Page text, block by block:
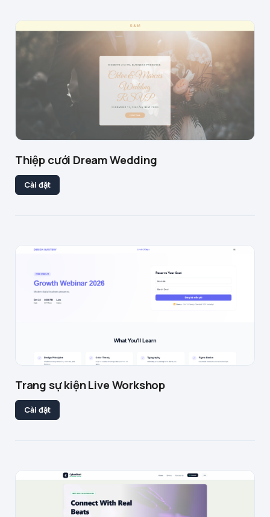
Thiệp cưới Dream Wedding
Cài đặt
Trang sự kiện Live Workshop
Cài đặt